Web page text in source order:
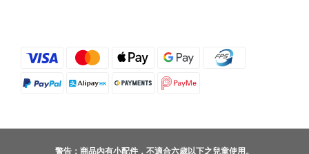
警告：商品內有小配件，不適合六歲以下之兒童使用。